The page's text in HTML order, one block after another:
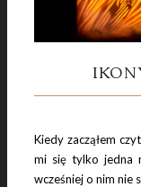
Kiedy zacząłem
mi się tylko jedna
wcześniej o nim nie